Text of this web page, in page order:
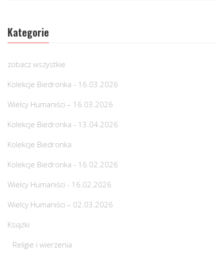
Kategorie
zobacz wszystkie
Kolekcje Biedronka - 16.03.2026
Wielcy Humaniści – 16.03.2026
Kolekcje Biedronka - 13.04.2026
Kolekcje Biedronka
Kolekcje Biedronka - 16.02.2026
Wielcy Humaniści - 16.02.2026
Wielcy Humaniści – 02.03.2026
Książki
Religie i wierzenia